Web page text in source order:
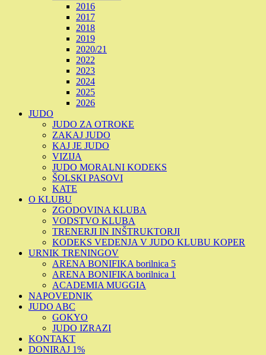
2016
2017
2018
2019
2020/21
2022
2023
2024
2025
2026
JUDO
JUDO ZA OTROKE
ZAKAJ JUDO
KAJ JE JUDO
VIZIJA
JUDO MORALNI KODEKS
ŠOLSKI PASOVI
KATE
O KLUBU
ZGODOVINA KLUBA
VODSTVO KLUBA
TRENERJI IN INŠTRUKTORJI
KODEKS VEDENJA V JUDO KLUBU KOPER
URNIK TRENINGOV
ARENA BONIFIKA borilnica 5
ARENA BONIFIKA borilnica 1
ACADEMIA MUGGIA
NAPOVEDNIK
JUDO ABC
GOKYO
JUDO IZRAZI
KONTAKT
DONIRAJ 1%